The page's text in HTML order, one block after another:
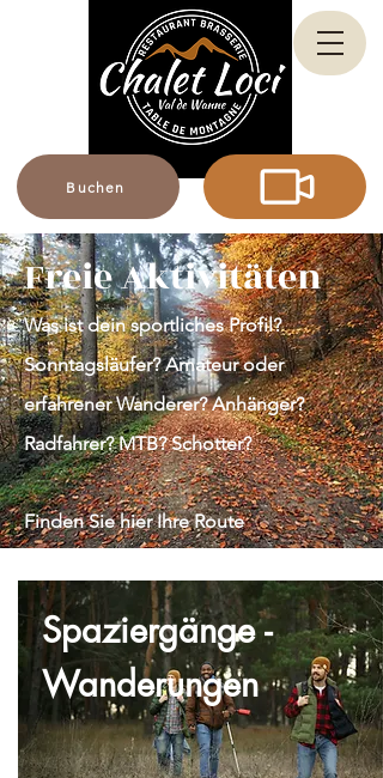
Buchen
Freie Aktivitäten
Was ist dein sportliches Profil?
Sonntagsläufer? Amateur oder
erfahrener Wanderer? Anhänger?
Radfahrer? MTB? Schotter?
Finden Sie hier Ihre Route
Spaziergänge -
Wanderungen